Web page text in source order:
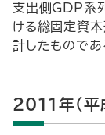
支出側GDP系
ける総固定資
計したものであ
2011年（